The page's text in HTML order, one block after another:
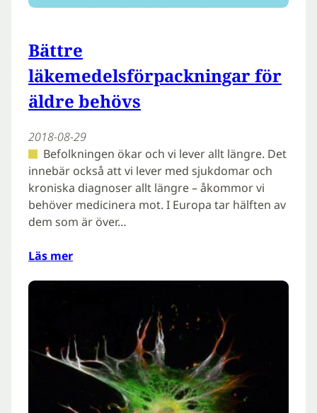
Bättre
läkemedelsförpackningar för
äldre behövs
2018-08-29
Befolkningen ökar och vi lever allt längre. Det
innebär också att vi lever med sjukdomar och
kroniska diagnoser allt längre – åkommor vi
behöver medicinera mot. I Europa tar hälften av
dem som är över…
Läs mer